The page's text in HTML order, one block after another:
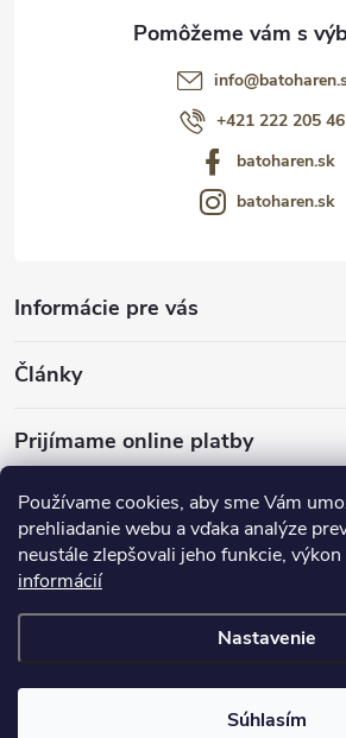
Používame cookies, aby sme Vám
prehliadanie webu a vďaka analýze
neustále zlepšovali jeho funkcie,
informácií
Nastavenie
Súhlasím
Informácie pre vás
Články
Prijímame online platby
info@
+421 222 205
batoharen.sk
batoharen.sk
nastavenie cookies